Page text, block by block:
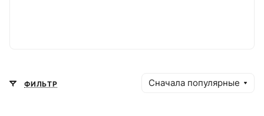
ФИЛЬТР Сначала популярные